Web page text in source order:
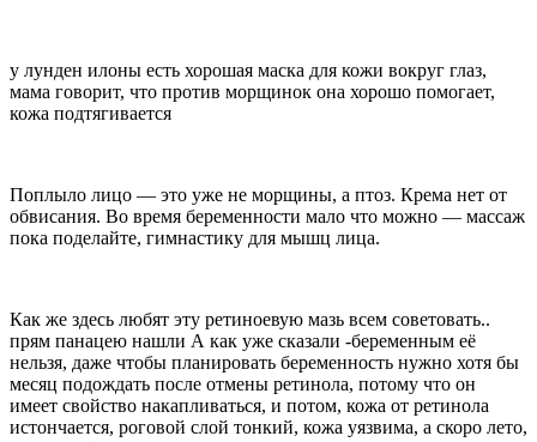
у лунден илоны есть хорошая маска для кожи вокруг глаз,
мама говорит, что против морщинок она хорошо помогает,
кожа подтягивается
Поплыло лицо — это уже не морщины, а птоз. Крема нет от
обвисания. Во время беременности мало что можно — массаж
пока поделайте, гимнастику для мышц лица.
Как же здесь любят эту ретиноевую мазь всем советовать..
прям панацею нашли А как уже сказали -беременным её
нельзя, даже чтобы планировать беременность нужно хотя бы
месяц подождать после отмены ретинола, потому что он
имеет свойство накапливаться, и потом, кожа от ретинола
истончается, роговой слой тонкий, кожа уязвима, а скоро лето,